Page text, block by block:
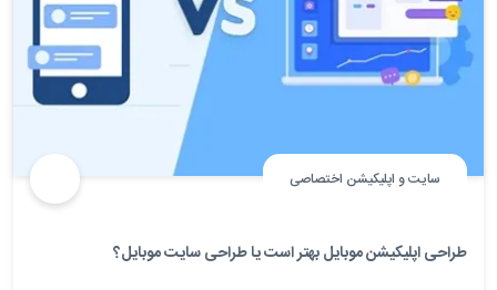
سایت و اپلیکیشن اختصاصی
طراحی اپلیکیشن موبایل بهتر است یا طراحی سایت موبایل؟